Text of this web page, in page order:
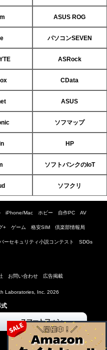
ASUS ROG
パソコンSEVEN
ASRock
CData
ASUS
ソフマップ
HP
ソフトバンクのIoT
ソフクリ
iPhone/Mac ホビー 自作PC AV
+ ゲーム 格安SIM 倶楽部情報局
ーセキュリティ小説コンテスト SDGs
お問い合わせ 広告掲載
Laboratories, Inc. 2026
スマートフォン